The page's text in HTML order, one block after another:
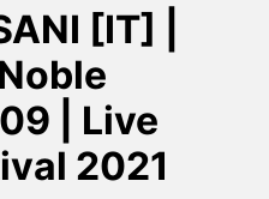
[IT] |
| Live
2021